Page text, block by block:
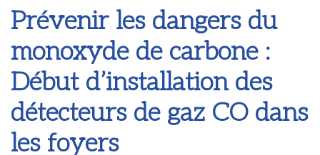
Prévenir les dangers du
monoxyde de carbone :
Début d’installation des
détecteurs de gaz CO dans
les foyers